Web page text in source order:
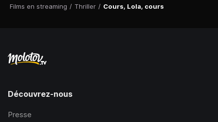
Films en streaming / Thriller / Cours, Lola, cours
Découvrez-nous
Presse